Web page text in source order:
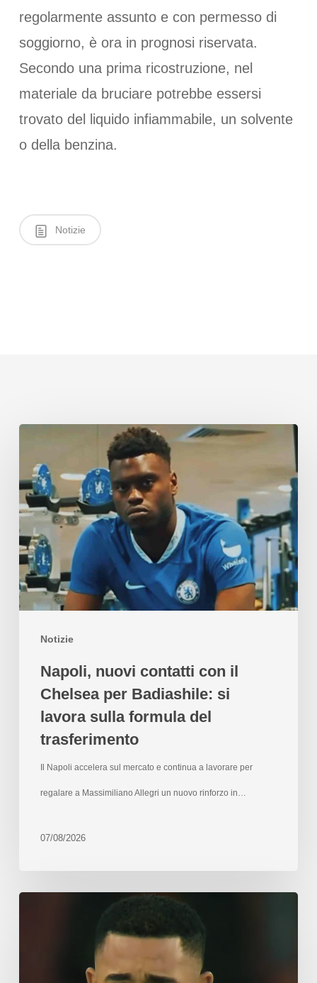
regolarmente assunto e con permesso di
soggiorno, è ora in prognosi riservata.
Secondo una prima ricostruzione, nel
materiale da bruciare potrebbe essersi
trovato del liquido infiammabile, un solvente
o della benzina.
Notizie
Notizie
Napoli, nuovi contatti con il
Chelsea per Badiashile: si
lavora sulla formula del
trasferimento
Il Napoli accelera sul mercato e continua a lavorare per
regalare a Massimiliano Allegri un nuovo rinforzo in…
07/08/2026